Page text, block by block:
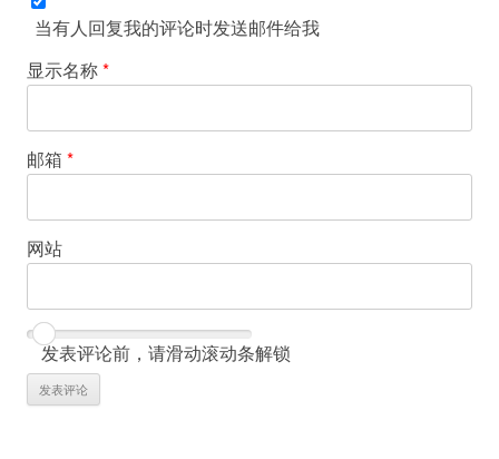
当有人回复我的评论时发送邮件给我
显示名称*
邮箱 *
网站
发表评论前，请滑动滚动条解锁